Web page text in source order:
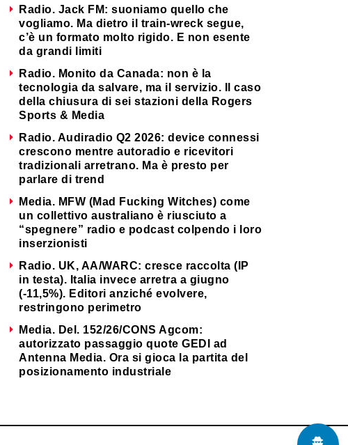
Radio. Jack FM: suoniamo quello che
vogliamo. Ma dietro il train-wreck segue,
c’è un formato molto rigido. E non esente
da grandi limiti
Radio. Monito da Canada: non è la
tecnologia da salvare, ma il servizio. Il caso
della chiusura di sei stazioni della Rogers
Sports & Media
Radio. Audiradio Q2 2026: device connessi
crescono mentre autoradio e ricevitori
tradizionali arretrano. Ma è presto per
parlare di trend
Media. MFW (Mad Fucking Witches) come
un collettivo australiano è riusciuto a
“spegnere” radio e podcast colpendo i loro
inserzionisti
Radio. UK, AA/WARC: cresce raccolta (IP
in testa). Italia invece arretra a giugno
(-11,5%). Editori anziché evolvere,
restringono perimetro
Media. Del. 152/26/CONS Agcom:
autorizzato passaggio quote GEDI ad
Antenna Media. Ora si gioca la partita del
posizionamento industriale